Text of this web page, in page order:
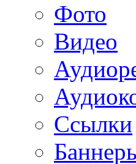
Фото
Видео
Ссылки